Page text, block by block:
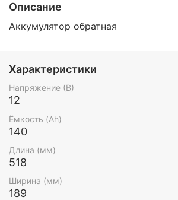
Описание
Аккумулятор обратная
Характеристики
Напряжение (В)
12
Ёмкость (Ah)
140
Длина (мм)
518
Ширина (мм)
189